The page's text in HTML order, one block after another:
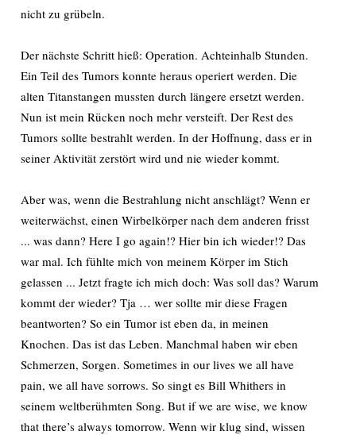
nicht zu grübeln.
Der nächste Schritt hieß: Operation. Achteinhalb Stunden.
Ein Teil des Tumors konnte heraus operiert werden. Die
alten Titanstangen mussten durch längere ersetzt werden.
Nun ist mein Rücken noch mehr versteift. Der Rest des
Tumors sollte bestrahlt werden. In der Hoffnung, dass er in
seiner Aktivität zerstört wird und nie wieder kommt.
Aber was, wenn die Bestrahlung nicht anschlägt? Wenn er
weiterwächst, einen Wirbelkörper nach dem anderen frisst
... was dann? Here I go again!? Hier bin ich wieder!? Das
war mal. Ich fühlte mich von meinem Körper im Stich
gelassen ... Jetzt fragte ich mich doch: Was soll das? Warum
kommt der wieder? Tja … wer sollte mir diese Fragen
beantworten? So ein Tumor ist eben da, in meinen
Knochen. Das ist das Leben. Manchmal haben wir eben
Schmerzen, Sorgen. Sometimes in our lives we all have
pain, we all have sorrows. So singt es Bill Whithers in
seinem weltberühmten Song. But if we are wise, we know
that there’s always tomorrow. Wenn wir klug sind, wissen